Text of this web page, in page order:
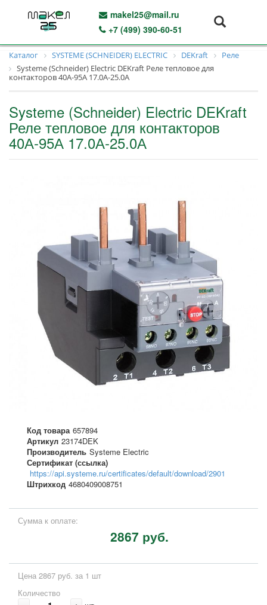
makel25@mail.ru
+7 (499) 390-60-51
Каталог SYSTEME (SCHNEIDER) ELECTRIC DEKraft
Реле
Systeme (Schneider) Electric DEKraft Реле тепловое для
контакторов 40А-95А 17.0А-25.0А
Systeme (Schneider) Electric DEKraft
Реле тепловое для контакторов
40А-95А 17.0А-25.0А
Код товара 657894
Артикул 23174DEK
Производитель Systeme Electric
Сертификат (ссылка)
https://api.systeme.ru/certificates/default/download/2901
Штрихкод 4680409008751
Сумма к оплате:
2867 руб.
Цена 2867 руб. за 1 шт
Количество